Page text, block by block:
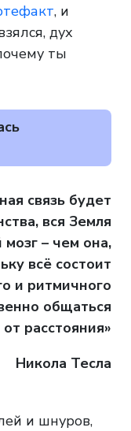
, и
дух
ты
связь будет
вся Земля
мозг – чем она,
всё состоит
и ритмичного
общаться
расстояния»
Никола Тесла
и шнуров,